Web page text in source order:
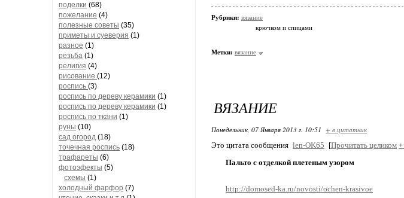
поделки (68)
пожелание (4)
полезные советы (35)
приметы и суеверия (1)
разное (1)
резьба (1)
религия (4)
рисование (12)
роспись (3)
роспись по дереву керамики (1)
роспись по дереву керамики (1)
роспись по ткани (1)
руны (10)
сад огород (18)
точечная роспись (18)
трафареты (6)
фотоэфекты (5)
схемы (1)
холодный фарфор (7)
Рубрики: вязание
крючком и спицами
Метки: вязание
ВЯЗАНИЕ
Понедельник, 07 Января 2013 г. 10:51 + в цитатник
Это цитата сообщения len-OK65 [Прочитать целиком +
Пальто с отделкой плетеным узором
http://domosed-ka.ru/novosti/ochen-krasivoe